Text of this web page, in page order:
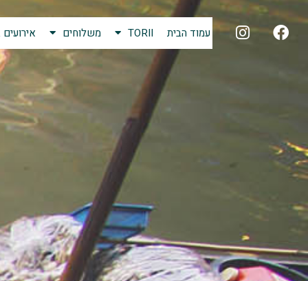
עמוד הבית TORII משלוחים אירועים